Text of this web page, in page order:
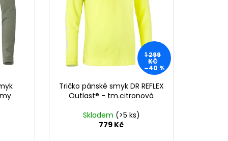
1 299
KČ
–40 %
Tričko pánské smyk DR REFLEX
Outlast® - tm.citronová
Skladem (>5 ks)
779 Kč